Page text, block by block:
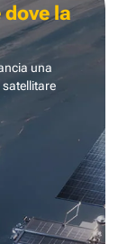
la
una
satellitare